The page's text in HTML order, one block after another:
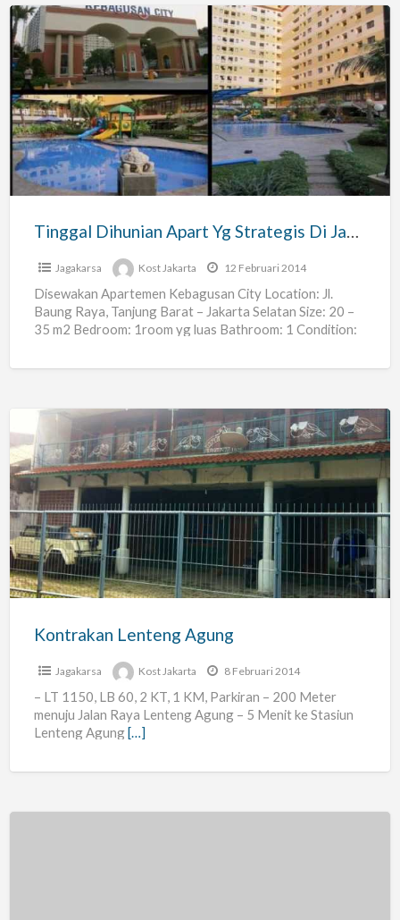
Tinggal
Dihunian
Apart
Yg
Strategis
Di
Jakarta
Tinggal Dihunian Apart Yg Strategis Di Jakarta Selatan
Jagakarsa Kost Jakarta 12 Februari 2014
Disewakan Apartemen Kebagusan City Location: Jl.
Baung Raya, Tanjung Barat – Jakarta Selatan Size: 20 –
35 m2 Bedroom: 1room yg luas Bathroom: 1 Condition:
Kontrakan
Lenteng
Agung
Kontrakan Lenteng Agung
Jagakarsa Kost Jakarta 8 Februari 2014
– LT 1150, LB 60, 2 KT, 1 KM, Parkiran – 200 Meter
menuju Jalan Raya Lenteng Agung – 5 Menit ke Stasiun
Lenteng Agung[…]